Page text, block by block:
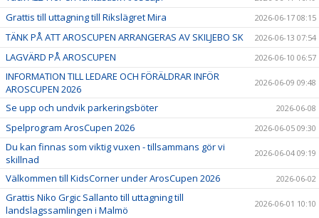
Grattis till uttagning till Rikslägret Mira 2026-06-17 08:15
TÄNK PÅ ATT AROSCUPEN ARRANGERAS AV SKILJEBO SK 2026-06-13 07:54
LAGVÄRD PÅ AROSCUPEN 2026-06-10 06:57
INFORMATION TILL LEDARE OCH FÖRÄLDRAR INFÖR
AROSCUPEN 2026
2026-06-09 09:48
Se upp och undvik parkeringsböter 2026-06-08
Spelprogram ArosCupen 2026 2026-06-05 09:30
Du kan finnas som viktig vuxen - tillsammans gör vi
skillnad
2026-06-04 09:19
Välkommen till KidsCorner under ArosCupen 2026 2026-06-02
Grattis Niko Grgic Sallanto till uttagning till
landslagssamlingen i Malmö
2026-06-01 10:10